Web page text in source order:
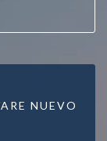
NUEVO